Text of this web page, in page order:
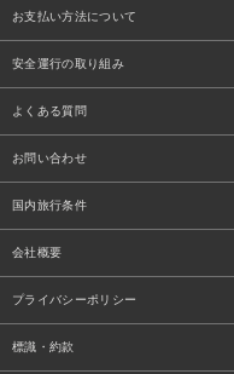
お支払い方法について
安全運行の取り組み
よくある質問
お問い合わせ
国内旅行条件
会社概要
プライバシーポリシー
標識・約款